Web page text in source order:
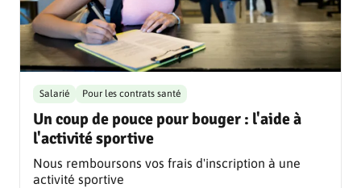
Un coup de pouce pour bouger : l'aide à
l'activité sportive
Salarié Pour les contrats santé
Nous remboursons vos frais d'inscription à une
activité sportive